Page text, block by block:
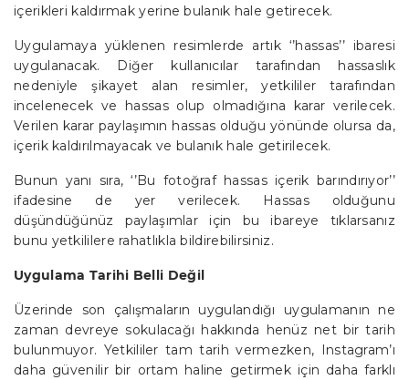
içerikleri kaldırmak yerine bulanık hale getirecek.
Uygulamaya yüklenen resimlerde artık ‘’hassas’’ ibaresi
uygulanacak. Diğer kullanıcılar tarafından hassaslık
nedeniyle şikayet alan resimler, yetkililer tarafından
incelenecek ve hassas olup olmadığına karar verilecek.
Verilen karar paylaşımın hassas olduğu yönünde olursa da,
içerik kaldırılmayacak ve bulanık hale getirilecek.
Bunun yanı sıra, ‘’Bu fotoğraf hassas içerik barındırıyor’’
ifadesine de yer verilecek. Hassas olduğunu
düşündüğünüz paylaşımlar için bu ibareye tıklarsanız
bunu yetkililere rahatlıkla bildirebilirsiniz.
Uygulama Tarihi Belli Değil
Üzerinde son çalışmaların uygulandığı uygulamanın ne
zaman devreye sokulacağı hakkında henüz net bir tarih
bulunmuyor. Yetkililer tam tarih vermezken, Instagram’ı
daha güvenilir bir ortam haline getirmek için daha farklı